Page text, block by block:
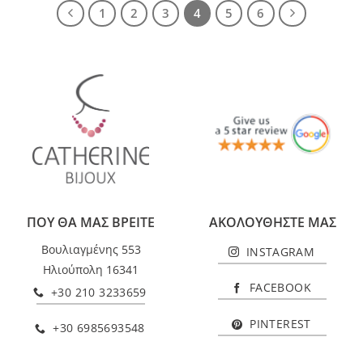
1 2 3 4 5 6
ΠΟΥ ΘΑ ΜΑΣ ΒΡΕΙΤΕ
Βουλιαγμένης 553
Ηλιούπολη 16341
+30 210 3233659
+30 6985693548
ΑΚΟΛΟΥΘΗΣΤΕ ΜΑΣ
INSTAGRAM
FACEBOOK
PINTEREST